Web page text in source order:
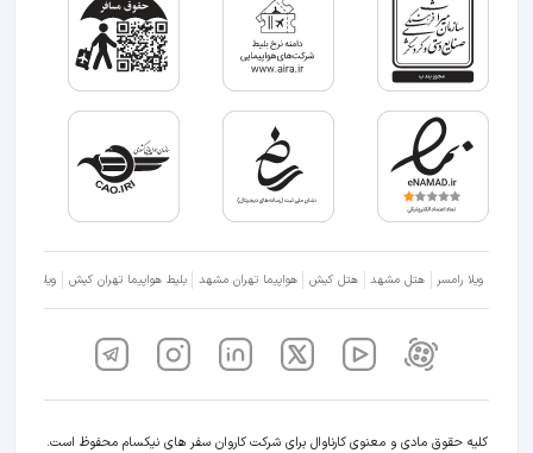
ویلا رامسر هتل مشهد هتل کیش هواپیما تهران مشهد بلیط هواپیما تهران کیش ویلا شمال
کلیه حقوق مادی و معنوی کارناوال برای شرکت کاروان سفر های نیکسام محفوظ است.